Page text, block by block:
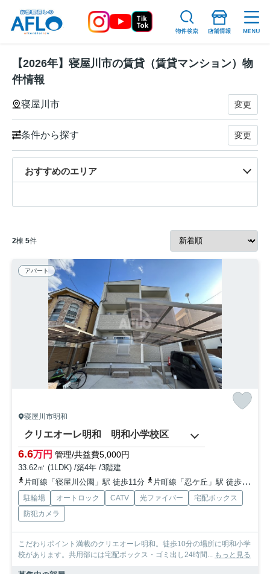
【2026年】寝屋川市の賃貸（賃貸マンション）物
件情報
寝屋川市 変更
条件から探す 変更
おすすめのエリア
2棟 5件
アパート
寝屋川市明和
クリエオーレ明和 明和小学校区
6.6万円 管理/共益費5,000円
33.62㎡ (1LDK) /築4年 /3階建
片町線「寝屋川公園」駅 徒歩11分
片町線「忍ケ丘」駅 徒歩13分
駐輪場 オートロック CATV 光ファイバー
宅配ボックス
防犯カメラ
こだわりポイント満載のクリエオーレ明和。徒歩10分の場所に明和小学
校があります。共用部には宅配ボックス・ゴミ出し24時間...
もっと見る